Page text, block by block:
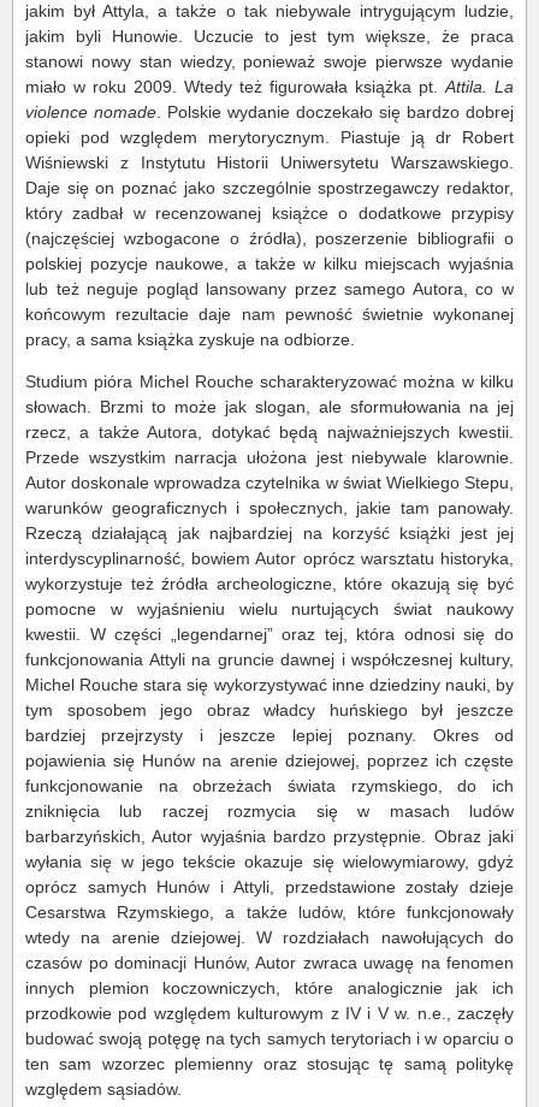
jakim był Attyla, a także o tak niebywale intrygującym ludzie,
jakim byli Hunowie. Uczucie to jest tym większe, że praca
stanowi nowy stan wiedzy, ponieważ swoje pierwsze wydanie
miało w roku 2009. Wtedy też figurowała książka pt. Attila. La
violence nomade . Polskie wydanie doczekało się bardzo dobrej
opieki pod względem merytorycznym. Piastuje ją dr Robert
Wiśniewski z Instytutu Historii Uniwersytetu Warszawskiego.
Daje się on poznać jako szczególnie spostrzegawczy redaktor,
który zadbał w recenzowanej książce o dodatkowe przypisy
(najczęściej wzbogacone o źródła), poszerzenie bibliografii o
polskiej pozycje naukowe, a także w kilku miejscach wyjaśnia
lub też neguje pogląd lansowany przez samego Autora, co w
końcowym rezultacie daje nam pewność świetnie wykonanej
pracy, a sama książka zyskuje na odbiorze.
Studium pióra Michel Rouche scharakteryzować można w kilku
słowach. Brzmi to może jak slogan, ale sformułowania na jej
rzecz, a także Autora, dotykać będą najważniejszych kwestii.
Przede wszystkim narracja ułożona jest niebywale klarownie.
Autor doskonale wprowadza czytelnika w świat Wielkiego Stepu,
warunków geograficznych i społecznych, jakie tam panowały.
Rzeczą działającą jak najbardziej na korzyść książki jest jej
interdyscyplinarność, bowiem Autor oprócz warsztatu historyka,
wykorzystuje też źródła archeologiczne, które okazują się być
pomocne w wyjaśnieniu wielu nurtujących świat naukowy
kwestii. W części „legendarnej” oraz tej, która odnosi się do
funkcjonowania Attyli na gruncie dawnej i współczesnej kultury,
Michel Rouche stara się wykorzystywać inne dziedziny nauki, by
tym sposobem jego obraz władcy huńskiego był jeszcze
bardziej przejrzysty i jeszcze lepiej poznany. Okres od
pojawienia się Hunów na arenie dziejowej, poprzez ich częste
funkcjonowanie na obrzeżach świata rzymskiego, do ich
zniknięcia lub raczej rozmycia się w masach ludów
barbarzyńskich, Autor wyjaśnia bardzo przystępnie. Obraz jaki
wyłania się w jego tekście okazuje się wielowymiarowy, gdyż
oprócz samych Hunów i Attyli, przedstawione zostały dzieje
Cesarstwa Rzymskiego, a także ludów, które funkcjonowały
wtedy na arenie dziejowej. W rozdziałach nawołujących do
czasów po dominacji Hunów, Autor zwraca uwagę na fenomen
innych plemion koczowniczych, które analogicznie jak ich
przodkowie pod względem kulturowym z IV i V w. n.e., zaczęły
budować swoją potęgę na tych samych terytoriach i w oparciu o
ten sam wzorzec plemienny oraz stosując tę samą politykę
względem sąsiadów.